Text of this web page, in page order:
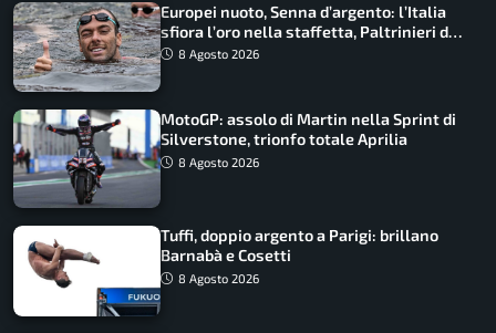
Europei nuoto, Senna d’argento: l’Italia
sfiora l’oro nella staffetta, Paltrinieri da
urlo, il bilancio azzurro
8 Agosto 2026
MotoGP: assolo di Martin nella Sprint di
Silverstone, trionfo totale Aprilia
8 Agosto 2026
Tuffi, doppio argento a Parigi: brillano
Barnabà e Cosetti
8 Agosto 2026